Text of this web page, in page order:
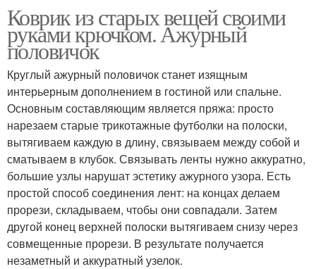
Коврик из старых вещей своими
руками крючком. Ажурный
половичок
Круглый ажурный половичок станет изящным
интерьерным дополнением в гостиной или спальне.
Основным составляющим является пряжа: просто
нарезаем старые трикотажные футболки на полоски,
вытягиваем каждую в длину, связываем между собой и
сматываем в клубок. Связывать ленты нужно аккуратно,
большие узлы нарушат эстетику ажурного узора. Есть
простой способ соединения лент: на концах делаем
прорези, складываем, чтобы они совпадали. Затем
другой конец верхней полоски вытягиваем снизу через
совмещенные прорези. В результате получается
незаметный и аккуратный узелок.